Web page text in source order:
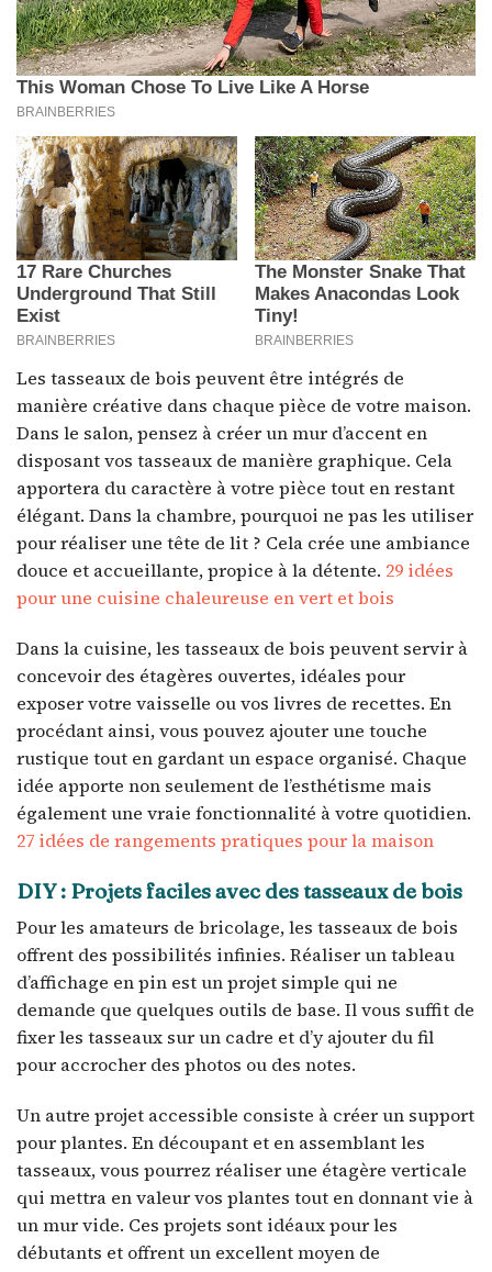
Les tasseaux de bois peuvent être intégrés de
manière créative dans chaque pièce de votre maison.
Dans le salon, pensez à créer un mur d’accent en
disposant vos tasseaux de manière graphique. Cela
apportera du caractère à votre pièce tout en restant
élégant. Dans la chambre, pourquoi ne pas les utiliser
pour réaliser une tête de lit ? Cela crée une ambiance
douce et accueillante, propice à la détente. 29 idées
pour une cuisine chaleureuse en vert et bois
Dans la cuisine, les tasseaux de bois peuvent servir à
concevoir des étagères ouvertes, idéales pour
exposer votre vaisselle ou vos livres de recettes. En
procédant ainsi, vous pouvez ajouter une touche
rustique tout en gardant un espace organisé. Chaque
idée apporte non seulement de l’esthétisme mais
également une vraie fonctionnalité à votre quotidien.
27 idées de rangements pratiques pour la maison
DIY : Projets faciles avec des tasseaux de bois
Pour les amateurs de bricolage, les tasseaux de bois
offrent des possibilités infinies. Réaliser un tableau
d’affichage en pin est un projet simple qui ne
demande que quelques outils de base. Il vous suffit de
fixer les tasseaux sur un cadre et d’y ajouter du fil
pour accrocher des photos ou des notes.
Un autre projet accessible consiste à créer un support
pour plantes. En découpant et en assemblant les
tasseaux, vous pourrez réaliser une étagère verticale
qui mettra en valeur vos plantes tout en donnant vie à
un mur vide. Ces projets sont idéaux pour les
débutants et offrent un excellent moyen de